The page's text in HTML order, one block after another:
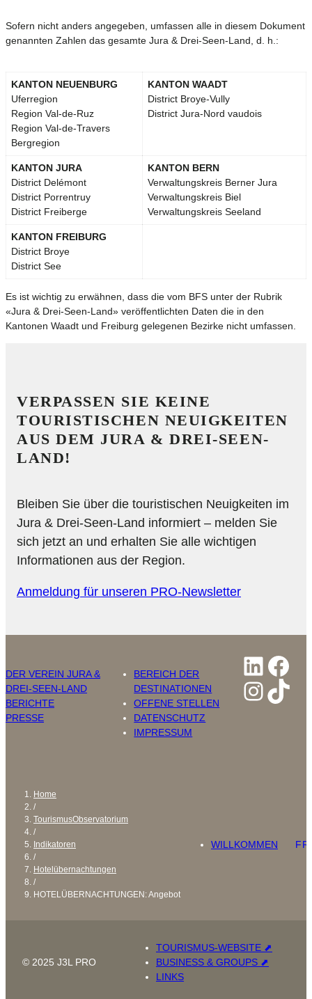
Sofern nicht anders angegeben, umfassen alle in diesem Dokument
genannten Zahlen das gesamte Jura & Drei-Seen-Land, d. h.:
KANTON NEUENBURG
Uferregion
Region Val-de-Ruz
Region Val-de-Travers
Bergregion
KANTON WAADT
District Broye-Vully
District Jura-Nord vaudois
KANTON JURA
District Delémont
District Porrentruy
District Freiberge
KANTON BERN
Verwaltungskreis Berner Jura
Verwaltungskreis Biel
Verwaltungskreis Seeland
KANTON FREIBURG
District Broye
District See
Es ist wichtig zu erwähnen, dass die vom BFS unter der Rubrik
«Jura & Drei-Seen-Land» veröffentlichten Daten die in den
Kantonen Waadt und Freiburg gelegenen Bezirke nicht umfassen.
VERPASSEN SIE KEINE
TOURISTISCHEN NEUIGKEITEN
AUS DEM JURA & DREI-SEEN-
LAND!
Bleiben Sie über die touristischen Neuigkeiten im
Jura & Drei-Seen-Land informiert – melden Sie
sich jetzt an und erhalten Sie alle wichtigen
Informationen aus der Region.
Anmeldung für unseren PRO-Newsletter
DER VEREIN JURA &
DREI-SEEN-LAND
BERICHTE
PRESSE
BEREICH DER
DESTINATIONEN
OFFENE STELLEN
DATENSCHUTZ
IMPRESSUM
Home
/
TourismusObservatorium
/
Indikatoren
/
Hotelübernachtungen
/
HOTELÜBERNACHTUNGEN: Angebot
WILLKOMMEN
© 2025 J3L PRO
TOURISMUS-WEBSITE ⬈
BUSINESS & GROUPS ⬈
LINKS